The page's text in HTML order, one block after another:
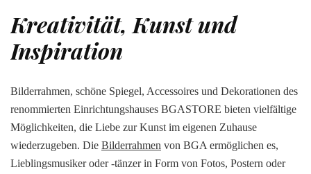
Kreativität, Kunst und
Inspiration
Bilderrahmen, schöne Spiegel, Accessoires und Dekorationen des
renommierten Einrichtungshauses BGASTORE bieten vielfältige
Möglichkeiten, die Liebe zur Kunst im eigenen Zuhause
wiederzugeben. Die Bilderrahmen von BGA ermöglichen es,
Lieblingsmusiker oder -tänzer in Form von Fotos, Postern oder